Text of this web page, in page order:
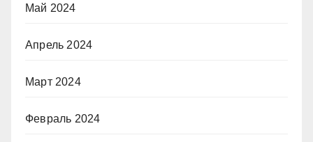
Май 2024
Апрель 2024
Март 2024
Февраль 2024